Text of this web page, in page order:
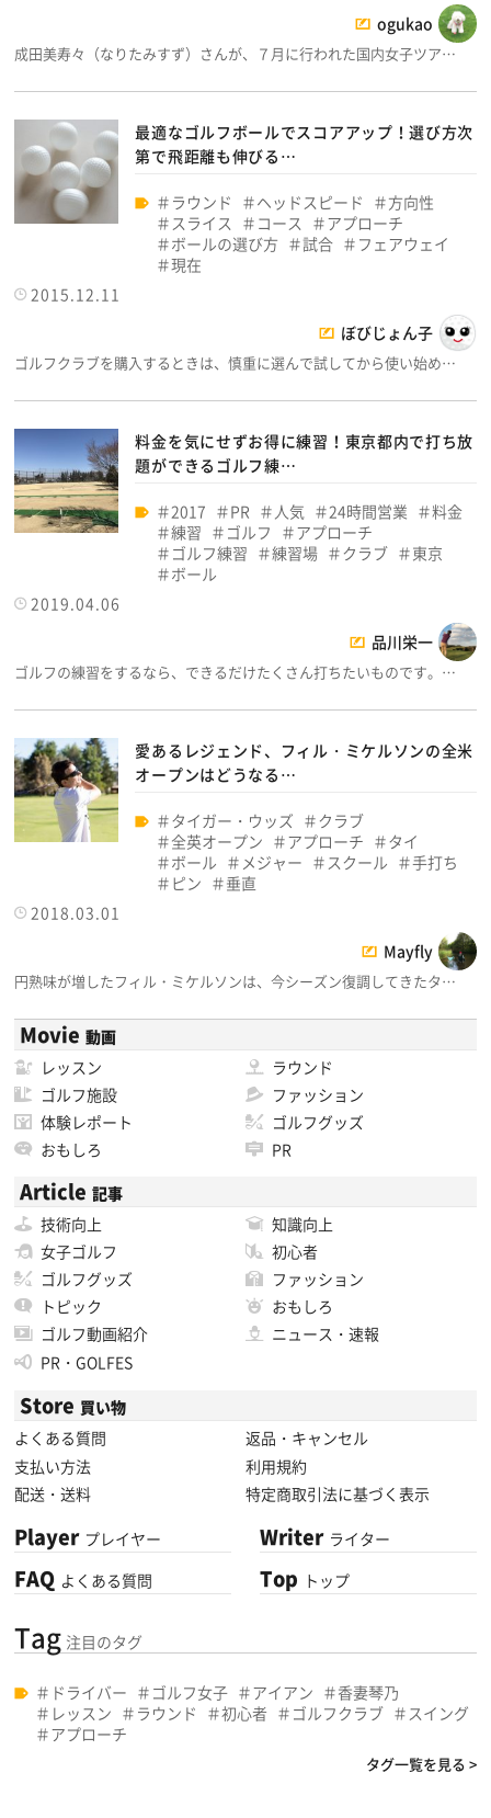
ogukao
成田美寿々（なりたみすず）さんが、７月に行われた国内女子ツア…
最適なゴルフボールでスコアアップ！選び方次
第で飛距離も伸びる…
ラウンド ヘッドスピード
方向性
スライス
コース
アプローチ
ボールの選び方
試合
フェアウェイ
現在
2015.12.11
ぼびじょん子
ゴルフクラブを購入するときは、慎重に選んで試してから使い始め…
料金を気にせずお得に練習！東京都内で打ち放
題ができるゴルフ練…
2017 PR 人気 24時間営業
料金
練習
ゴルフ
アプローチ
ゴルフ練習
練習場 クラブ
東京
ボール
2019.04.06
品川栄一
ゴルフの練習をするなら、できるだけたくさん打ちたいものです。…
愛あるレジェンド、フィル・ミケルソンの全米
オープンはどうなる…
タイガー・ウッズ
クラブ
全英オープン
アプローチ
タイ
ボール
メジャー スクール
手打ち
ピン
垂直
2018.03.01
Mayfly
円熟味が増したフィル・ミケルソンは、今シーズン復調してきたタ…
Movie 動画
レッスン
ラウンド
ゴルフ施設
ファッション
体験レポート
ゴルフグッズ
おもしろ
PR
Article 記事
技術向上
知識向上
女子ゴルフ
初心者
ゴルフグッズ
ファッション
トピック
おもしろ
ゴルフ動画紹介
ニュース・速報
PR・GOLFES
Store 買い物
よくある質問
返品・キャンセル
支払い方法
利用規約
配送・送料
特定商取引法に基づく表示
Player プレイヤー
FAQ よくある質問
Writer ライター
Top トップ
Tag 注目のタグ
ドライバー ゴルフ女子 アイアン
香妻琴乃
レッスン
ラウンド 初心者 ゴルフクラブ
スイング
アプローチ
タグ一覧を見る >